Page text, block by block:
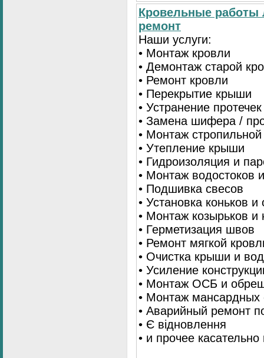
Кровельные
ремонт
Наши услуги:
• Монтаж кровли
• Демонтаж старой
• Ремонт кровли
• Перекрытие крыши
• Устранение протечек
• Замена шифера /
• Монтаж
• Утепление крыши
• Гидроизоляция и
• Монтаж водостоков
• Подшивка свесов
• Установка коньков и
• Монтаж козырьков и
• Герметизация швов
• Ремонт мягкой
• Очистка крыши и
• Усиление
• Монтаж ОСБ и
• Монтаж мансардных
• Аварийный ремонт
• Є відновлення
• и прочее